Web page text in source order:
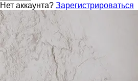
Нет аккаунта? Зарегистрироваться